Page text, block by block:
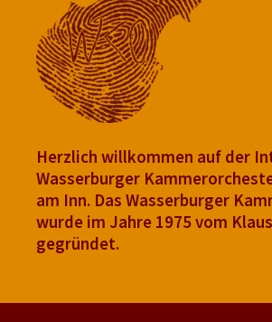
Herzlich willkommen auf der
Wasserburger
am Inn. Das Wasserburger
wurde im Jahre 1975 vom
gegründet.